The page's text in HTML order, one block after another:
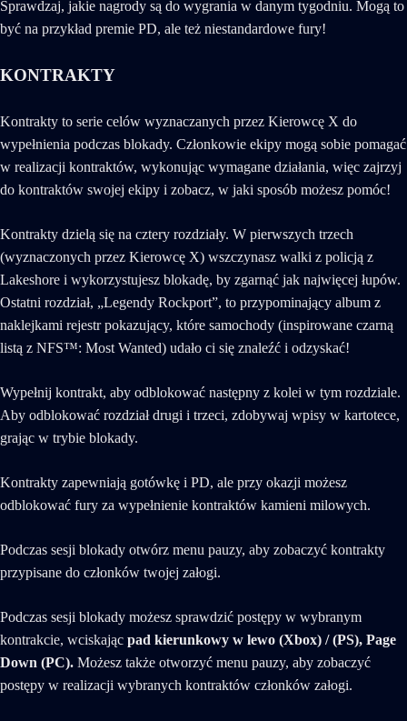
Sprawdzaj, jakie nagrody są do wygrania w danym tygodniu. Mogą to
być na przykład premie PD, ale też niestandardowe fury!
KONTRAKTY
Kontrakty to serie celów wyznaczanych przez Kierowcę X do
wypełnienia podczas blokady. Członkowie ekipy mogą sobie pomagać
w realizacji kontraktów, wykonując wymagane działania, więc zajrzyj
do kontraktów swojej ekipy i zobacz, w jaki sposób możesz pomóc!
Kontrakty dzielą się na cztery rozdziały. W pierwszych trzech
(wyznaczonych przez Kierowcę X) wszczynasz walki z policją z
Lakeshore i wykorzystujesz blokadę, by zgarnąć jak najwięcej łupów.
Ostatni rozdział, „Legendy Rockport”, to przypominający album z
naklejkami rejestr pokazujący, które samochody (inspirowane czarną
listą z NFS™: Most Wanted) udało ci się znaleźć i odzyskać!
Wypełnij kontrakt, aby odblokować następny z kolei w tym rozdziale.
Aby odblokować rozdział drugi i trzeci, zdobywaj wpisy w kartotece,
grając w trybie blokady.
Kontrakty zapewniają gotówkę i PD, ale przy okazji możesz
odblokować fury za wypełnienie kontraktów kamieni milowych.
Podczas sesji blokady otwórz menu pauzy, aby zobaczyć kontrakty
przypisane do członków twojej załogi.
Podczas sesji blokady możesz sprawdzić postępy w wybranym
kontrakcie, wciskając pad kierunkowy w lewo (Xbox) / (PS), Page
Down (PC). Możesz także otworzyć menu pauzy, aby zobaczyć
postępy w realizacji wybranych kontraktów członków załogi.